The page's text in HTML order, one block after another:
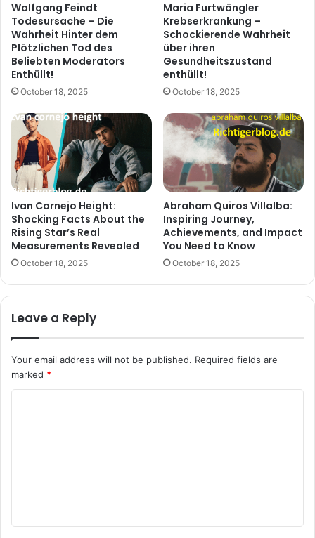
Wolfgang Feindt
Todesursache – Die
Wahrheit Hinter dem
Plötzlichen Tod des
Beliebten Moderators
Enthüllt!
October 18, 2025
Maria Furtwängler
Krebserkrankung –
Schockierende Wahrheit
über ihren
Gesundheitszustand
enthüllt!
October 18, 2025
Ivan Cornejo Height:
Shocking Facts About the
Rising Star’s Real
Measurements Revealed
October 18, 2025
Abraham Quiros Villalba:
Inspiring Journey,
Achievements, and Impact
You Need to Know
October 18, 2025
Leave a Reply
Your email address will not be published. Required fields are
marked *
t